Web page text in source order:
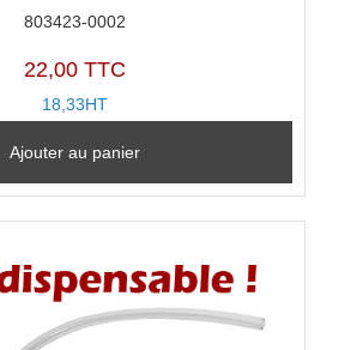
803423-0002
22,00 TTC
18,33HT
Ajouter au panier